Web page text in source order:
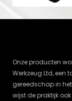
Onze producten
Werkzeug Ltd, een
gereedschap in
wijst de praktijk